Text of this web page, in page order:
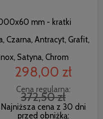
mm - kratki
Czarna, Antracyt, Grafit,
Satyna, Chrom
298,00 zł
Cena regularna:
372,50 zł
Najniższa cena z 30 dni
przed obniżką: